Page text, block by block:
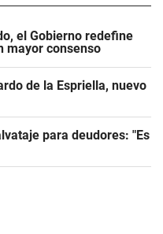
el Gobierno redefine
mayor consenso
de la Espriella, nuevo
para deudores: "Es